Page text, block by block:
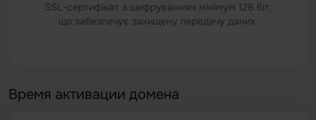
SSL-сертифікат з шифруванням мінімум 128 біт,
що забезпечує захищену передачу даних.
Время активации домена